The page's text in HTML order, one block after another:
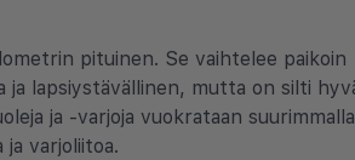
pituinen. Se vaihtelee paikoin
ja lapsiystävällinen, mutta on silti
ja -varjoja vuokrataan suurimmalla
varjoliitoa.